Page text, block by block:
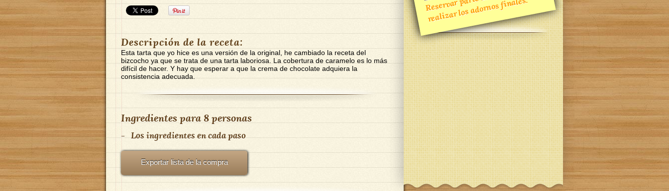
Descripción de la receta:
Esta tarta que yo hice es una versión de la original, he cambiado la receta del
bizcocho ya que se trata de una tarta laboriosa. La cobertura de caramelo es lo más
difícil de hacer. Y hay que esperar a que la crema de chocolate adquiera la
consistencia adecuada.
Ingredientes para 8 personas
- Los ingredientes en cada paso
Exportar lista de la compra
realizar los adornos finales.